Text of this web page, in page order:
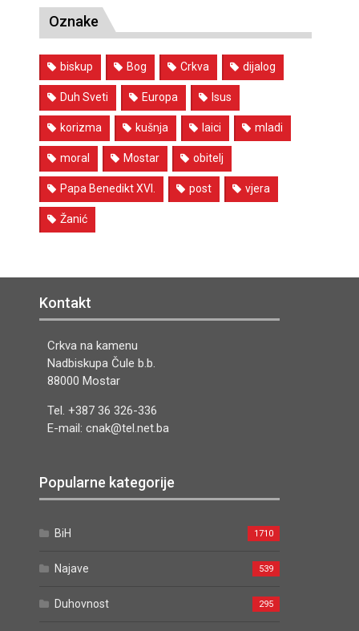
Oznake
biskup Bog Crkva dijalog
Duh Sveti Europa Isus
korizma kušnja laici mladi
moral Mostar obitelj
Papa Benedikt XVI. post vjera
Žanić
Kontakt
Crkva na kamenu
Nadbiskupa Čule b.b.
88000 Mostar
Tel. +387 36 326-336
E-mail: cnak@tel.net.ba
Popularne kategorije
BiH 1710
Najave 539
Duhovnost 295